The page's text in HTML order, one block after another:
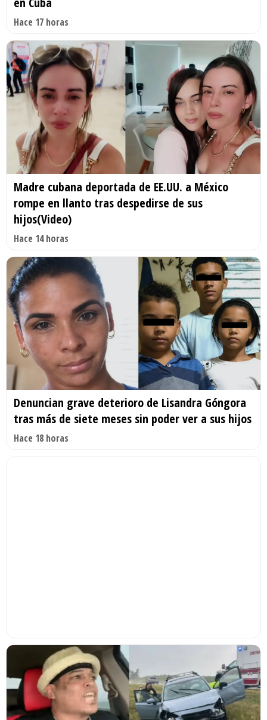
Hace 17 horas
Madre cubana deportada de EE.UU. a México
rompe en llanto tras despedirse de sus
hijos(Video)
Hace 14 horas
Denuncian grave deterioro de Lisandra Góngora
tras más de siete meses sin poder ver a sus hijos
Hace 18 horas